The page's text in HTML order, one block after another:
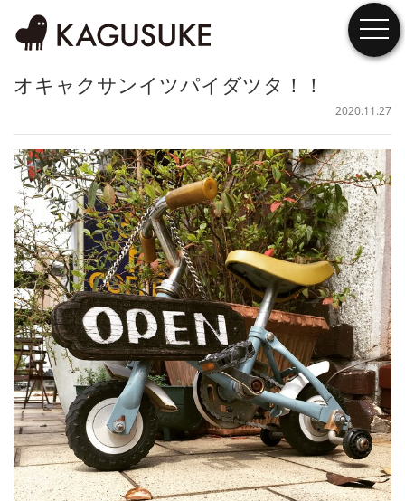
オキャクサンイツパイダツタ！！
2020.11.27